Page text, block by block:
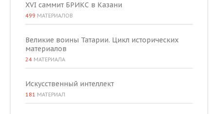
XVI саммит БРИКС в Казани
499 МАТЕРИАЛОВ
Великие воины Татарии. Цикл исторических
материалов
24 МАТЕРИАЛА
Искусственный интеллект
181 МАТЕРИАЛ